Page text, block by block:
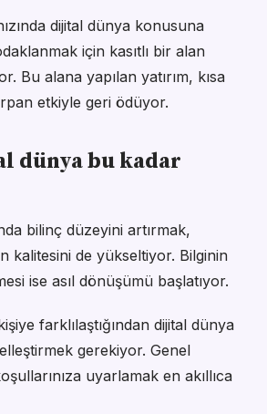
dijital dünya konusuna
için kasıtlı bir alan
Bu alana yapılan yatırım, kısa
etkiyle geri ödüyor.
dünya bu kadar
bilinç düzeyini artırmak,
kalitesini de yükseltiyor. Bilginin
ise asıl dönüşümü başlatıyor.
farklılaştığından dijital dünya
gerekiyor. Genel
uyarlamak en akıllıca